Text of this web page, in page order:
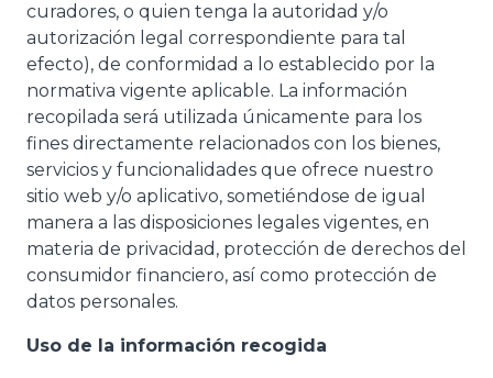
curadores, o quien tenga la autoridad y/o
autorización legal correspondiente para tal
efecto), de conformidad a lo establecido por la
normativa vigente aplicable. La información
recopilada será utilizada únicamente para los
fines directamente relacionados con los bienes,
servicios y funcionalidades que ofrece nuestro
sitio web y/o aplicativo, sometiéndose de igual
manera a las disposiciones legales vigentes, en
materia de privacidad, protección de derechos del
consumidor financiero, así como protección de
datos personales.
Uso de la información recogida